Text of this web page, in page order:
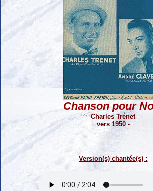
Chanson pour
Charles Trenet
vers 1950 -
Version(s) chantée(s) :